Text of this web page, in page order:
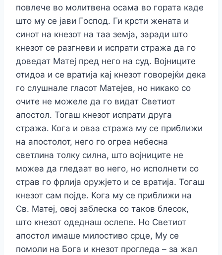
повлече во молитвена осама во гората каде
што му се јави Господ. Ги крсти жената и
синот на кнезот на таа земја, заради што
кнезот се разгневи и испрати стража да го
доведат Матеј пред него на суд. Војниците
отидоа и се вратија кај кнезот говорејќи дека
го слушнале гласот Матејев, но никако со
очите не можеле да го видат Светиот
апостол. Тогаш кнезот испрати друга
стража. Кога и оваа стража му се приближи
на апостолот, него го огреа небесна
светлина толку силна, што војниците не
можеа да гледаат во него, но исполнети со
страв го фрлија оружјето и се вратија. Тогаш
кнезот сам појде. Кога му се приближи на
Св. Матеј, овој заблеска со таков блесок,
што кнезот одеднаш ослепе. Но Светиот
апостол имаше милостиво срце, Му се
помоли на Бога и кнезот прогледа – за жал